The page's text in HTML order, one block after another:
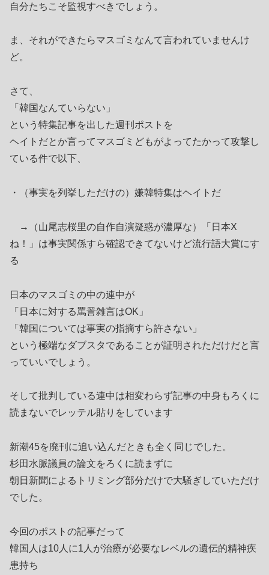
自分たちこそ監視すべきでしょう。
ま、それができたらマスゴミなんて言われていませんけ
ど。
さて、
「韓国なんていらない」
という特集記事を出した週刊ポストを
ヘイトだとか言ってマスゴミどもがよってたかって攻撃し
ている件で以下、
・（事実を列挙しただけの）嫌韓特集はヘイトだ
→（山尾志桜里の自作自演疑惑が濃厚な）「日本X
ね！」は事実関係すら確認できてないけど流行語大賞にす
る
日本のマスゴミの中の連中が
「日本に対する罵詈雑言はOK」
「韓国については事実の指摘すら許さない」
という極端なダブスタであることが証明されただけだと言
っていいでしょう。
そして批判している連中は相変わらず記事の中身もろくに
読まないでレッテル貼りをしています
新潮45を廃刊に追い込んだときも全く同じでした。
杉田水脈議員の論文をろくに読まずに
朝日新聞によるトリミング部分だけで大騒ぎしていただけ
でした。
今回のポストの記事だって
韓国人は10人に1人が治療が必要なレベルの遺伝的精神疾
患持ち